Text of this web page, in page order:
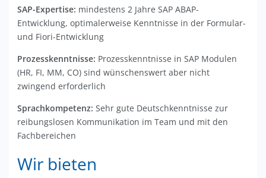
SAP-Expertise: mindestens 2 Jahre SAP ABAP-
Entwicklung, optimalerweise Kenntnisse in der Formular-
und Fiori-Entwicklung
Prozesskenntnisse: Prozesskenntnisse in SAP Modulen
(HR, FI, MM, CO) sind wünschenswert aber nicht
zwingend erforderlich
Sprachkompetenz: Sehr gute Deutschkenntnisse zur
reibungslosen Kommunikation im Team und mit den
Fachbereichen
Wir bieten